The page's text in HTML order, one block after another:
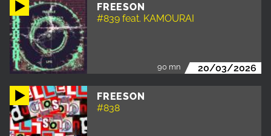
FREESON
#839 feat. KAMOURAI
90 mn 20/03/2026
FREESON
#838